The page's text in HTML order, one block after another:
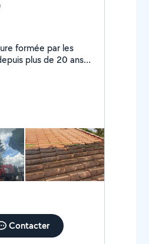
formée par les
plus de 20 ans
ou zinc traitement
Contacter